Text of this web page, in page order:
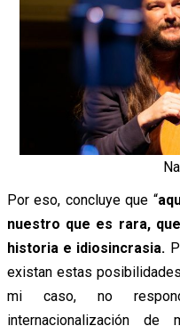
Por eso, concluye que “
nuestro que es rara,
historia e idiosincrasia.
existan estas
mi caso, no
internacionalización